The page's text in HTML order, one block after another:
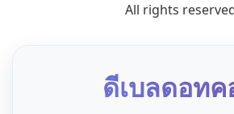
All rights
ดีเบลดอท